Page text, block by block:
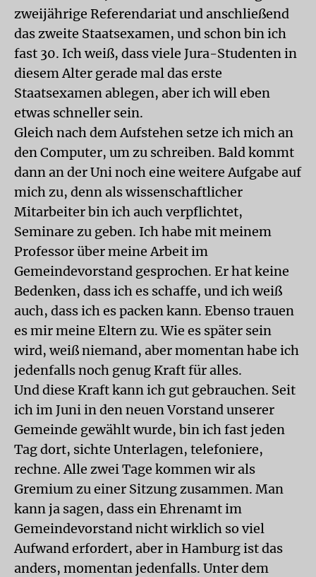
zweijährige Referendariat und anschließend
das zweite Staatsexamen, und schon bin ich
fast 30. Ich weiß, dass viele Jura-Studenten in
diesem Alter gerade mal das erste
Staatsexamen ablegen, aber ich will eben
etwas schneller sein.
Gleich nach dem Aufstehen setze ich mich an
den Computer, um zu schreiben. Bald kommt
dann an der Uni noch eine weitere Aufgabe auf
mich zu, denn als wissenschaftlicher
Mitarbeiter bin ich auch verpflichtet,
Seminare zu geben. Ich habe mit meinem
Professor über meine Arbeit im
Gemeindevorstand gesprochen. Er hat keine
Bedenken, dass ich es schaffe, und ich weiß
auch, dass ich es packen kann. Ebenso trauen
es mir meine Eltern zu. Wie es später sein
wird, weiß niemand, aber momentan habe ich
jedenfalls noch genug Kraft für alles.
Und diese Kraft kann ich gut gebrauchen. Seit
ich im Juni in den neuen Vorstand unserer
Gemeinde gewählt wurde, bin ich fast jeden
Tag dort, sichte Unterlagen, telefoniere,
rechne. Alle zwei Tage kommen wir als
Gremium zu einer Sitzung zusammen. Man
kann ja sagen, dass ein Ehrenamt im
Gemeindevorstand nicht wirklich so viel
Aufwand erfordert, aber in Hamburg ist das
anders, momentan jedenfalls. Unter dem